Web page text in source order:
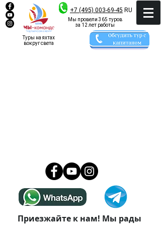
+7 (495) 003-69-45 RU
Туры на яхтах
вокруг света
Мы провели 365 туров
за 12 лет работы
Приезжайте к нам! Мы рады